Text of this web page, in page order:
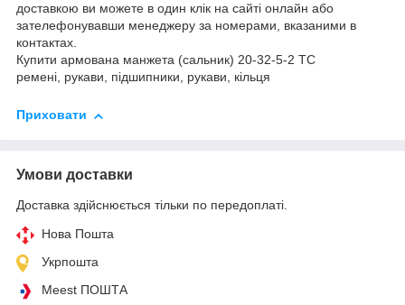
доставкою ви можете в один клік на сайті онлайн або
зателефонувавши менеджеру за номерами, вказаними в
контактах.
Купити армована манжета (сальник) 20-32-5-2 ТС
ремені, рукави, підшипники, рукави, кільця
Приховати
Умови доставки
Доставка здійснюється тільки по передоплаті.
Нова Пошта
Укрпошта
Meest ПОШТА